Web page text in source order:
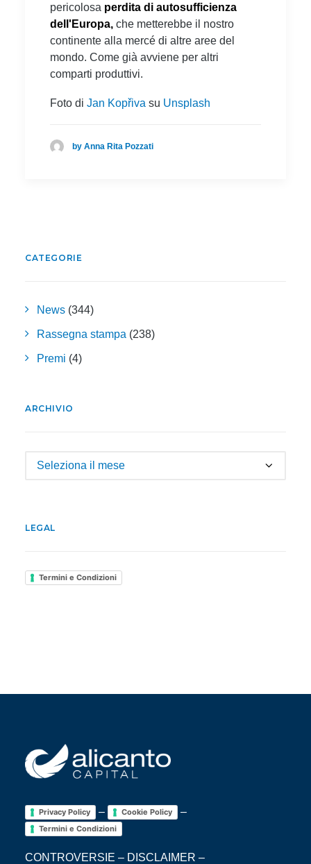
pericolosa perdita di autosufficienza
dell'Europa, che metterebbe il nostro
continente alla mercé di altre aree del
mondo. Come già avviene per altri
comparti produttivi.
Foto di Jan Kopřiva su Unsplash
by Anna Rita Pozzati
CATEGORIE
News (344)
Rassegna stampa (238)
Premi (4)
ARCHIVIO
Archivio
LEGAL
Termini e Condizioni
Privacy Policy – Cookie Policy –
Termini e Condizioni
CONTROVERSIE – DISCLAIMER –